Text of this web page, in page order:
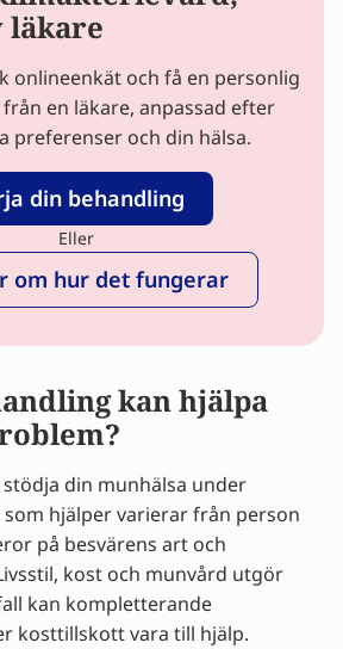
läkare
onlineenkät och få en personlig
en läkare, anpassad efter
preferenser och din hälsa.
din behandling
Eller
om hur det fungerar
kan hjälpa
din munhälsa under
hjälper varierar från person
på besvärens art och
kost och munvård utgör
kan kompletterande
kosttillskott vara till hjälp.